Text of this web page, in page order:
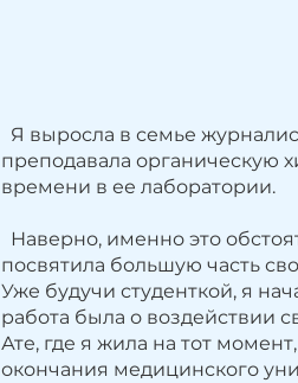
Я выросла в семье
преподавала органическую
времени в ее лаборатории.
Наверно, именно это
посвятила большую часть
Уже будучи студенткой, я
работа была о воздействии
Ате, где я жила на тот
окончания медицинского